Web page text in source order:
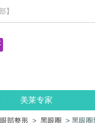
】
美莱专家
眼部整形 > 黑眼圈 > 黑眼圈